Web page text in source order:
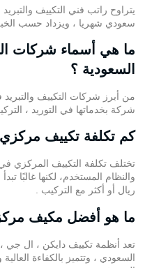
سعودي شهريا ، ويزداد حسب
ما هي أسماء شركات
السعودية ؟
من أبرز شركات التكييف
شركة بخدماتها في التوريد ،
كم تكلفة تكييف
تختلف تكلفة التكييف المركزي
ريال أو أكثر مع التركيب .
ما هو أفضل مكيف
تعد أنظمة تكييف دايكن ، ال جي
السعودي ، وتتميز بالكفاءة